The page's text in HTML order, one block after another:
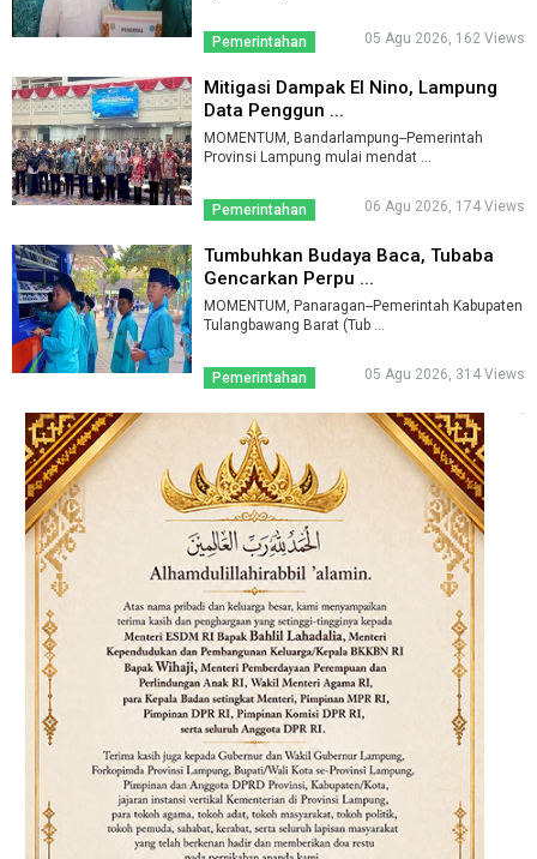
Pemerintahan 05 Agu 2026, 162 Views
Mitigasi Dampak El Nino, Lampung
Data Penggun ...
MOMENTUM, Bandarlampung--Pemerintah
Provinsi Lampung mulai mendat ...
Pemerintahan 06 Agu 2026, 174 Views
Tumbuhkan Budaya Baca, Tubaba
Gencarkan Perpu ...
MOMENTUM, Panaragan--Pemerintah Kabupaten
Tulangbawang Barat (Tub ...
Pemerintahan 05 Agu 2026, 314 Views